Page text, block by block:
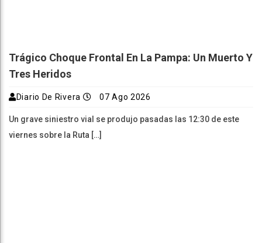
Trágico Choque Frontal En La Pampa: Un Muerto Y
Tres Heridos
Diario De Rivera 07 Ago 2026
Un grave siniestro vial se produjo pasadas las 12:30 de este
viernes sobre la Ruta […]